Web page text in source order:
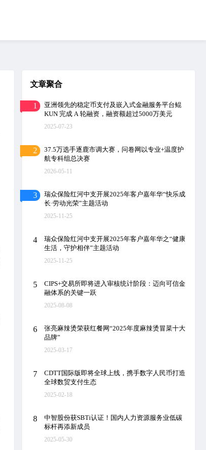
文章聚合
1
亚洲领先的稳定币支付及嵌入式金融服务平台鲲
KUN 完成 A 轮融资，融资额超过5000万美元
2025-07-23
2
37.5万选手逐鹿市调大赛，问卷网以专业+温度护
航专科组总决赛
2026-05-11
3
瑞众保险红河中支开展2025年客户嘉年华“快乐成
长·劳动光荣”主题活动
2025-11-25
4
瑞众保险红河中支开展2025年客户嘉年华之“健康
生活，守护相伴”主题活动
2025-11-25
5
CIPS+交易所即将进入审核统计阶段：迈向可信金
融体系的关键一跃
2025-08-08
6
张亮麻辣烫荣获红餐网“2025年度麻辣烫冒菜十大
品牌”
2025-03-17
7
CDTT国际版即将全球上线，携手数字人民币打造
全球数贸支付生态
2025-02-18
8
中智股份获SBTi认证！国内人力资源服务业低碳
标杆再添新成员
2025-05-30